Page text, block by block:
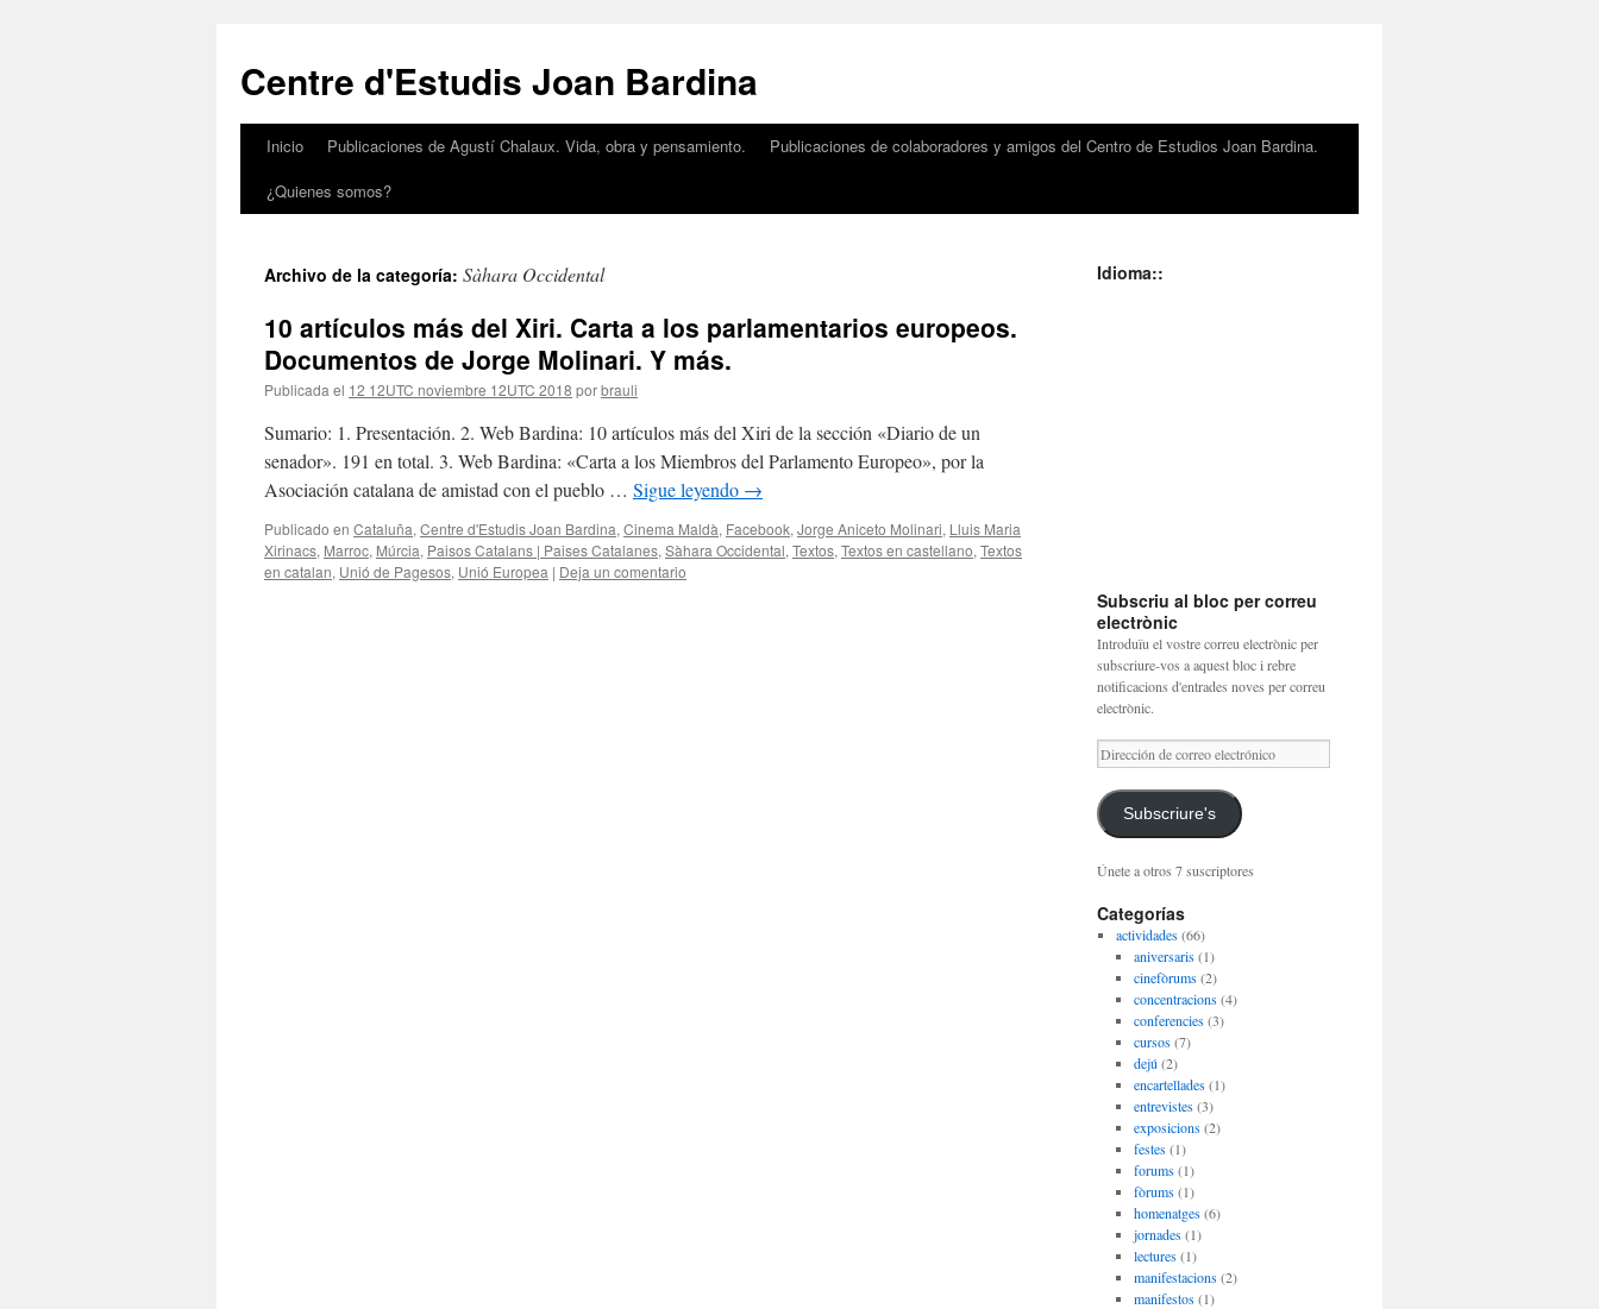
contenido
Centre d'Estudis Joan Bardina
Inicio Publicaciones de Agustí Chalaux. Vida, obra y pensamiento.
Publicaciones de colaboradores y amigos del Centro de Estudios Joan Bardina.
¿Quienes somos?
Archivo de la categoría: Sàhara Occidental
10 artículos más del Xiri. Carta a los parlamentarios europeos.
Documentos de Jorge Molinari. Y más.
Publicada el 12 12UTC noviembre 12UTC 2018 porbrauli
Sumario: 1. Presentación. 2. Web Bardina: 10 artículos más del Xiri de la sección «Diario de un
senador». 191 en total. 3. Web Bardina: «Carta a los Miembros del Parlamento Europeo», por la
Asociación catalana de amistad con el pueblo … Sigue leyendo →
Publicado en Cataluña, Centre d'Estudis Joan Bardina, Cinema Maldà, Facebook, Jorge Aniceto Molinari, Lluis Maria
Xirinacs, Marroc, Múrcia, Paisos Catalans | Paises Catalanes, Sàhara Occidental, Textos, Textos en castellano, Textos
en catalan, Unió de Pagesos, Unió Europea | Deja un comentario
Idioma::
Subscriu al bloc per correu
electrònic
Introduïu el vostre correu electrònic per
subscriure-vos a aquest bloc i rebre
notificacions d'entrades noves per correu
electrònic.
Dirección
de
correo
electrónico
Subscriure's
Únete a otros 7 suscriptores
Categorías
actividades(66)
aniversaris(1)
cinefòrums(2)
concentracions(4)
conferencies(3)
cursos(7)
dejú (2)
encartellades(1)
entrevistes(3)
exposicions(2)
festes(1)
forums(1)
fòrums(1)
homenatges(6)
jornades(1)
lectures(1)
manifestacions(2)
manifestos(1)